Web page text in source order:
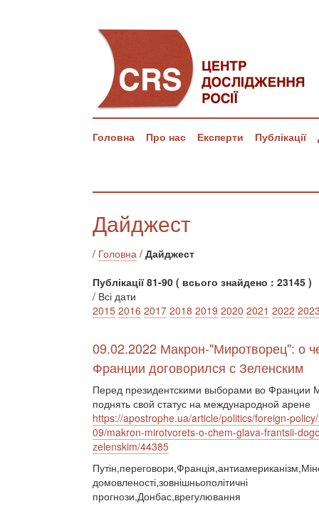
Головна Про нас Експерти Публікації
Дайджест
/ Головна / Дайджест
Публікації 81-90 ( всього знайдено : 23145 )
/ Всі дати
2015 2016 2017 2018 2019 2020 2021 2022
09.02.2022 Макрон-"Миротворец": о
Франции договорился с Зеленским
Перед президентскими выборами во Франции
поднять свой статус на международной арене
https://apostrophe.ua/article/politics/foreign-
09/makron-mirotvorets-o-chem-glava-frantsii-
zelenskim/44385
домовленості,зовнішньополітичні
прогнози,Донбас,врегулювання